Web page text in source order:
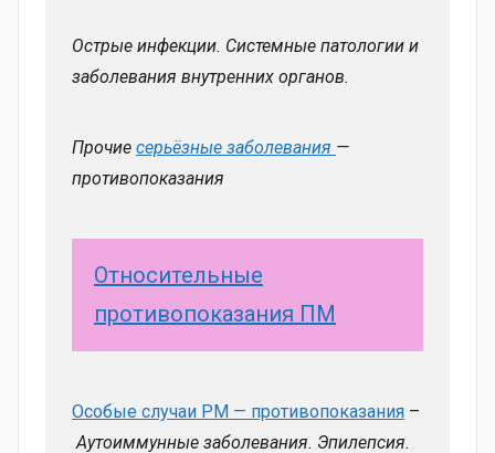
Острые инфекции. Системные патологии и
заболевания внутренних органов.
Прочие серьёзные заболевания —
противопоказания
Относительные
противопоказания ПМ
Особые случаи PM — противопоказания –
Аутоиммунные заболевания. Эпилепсия.